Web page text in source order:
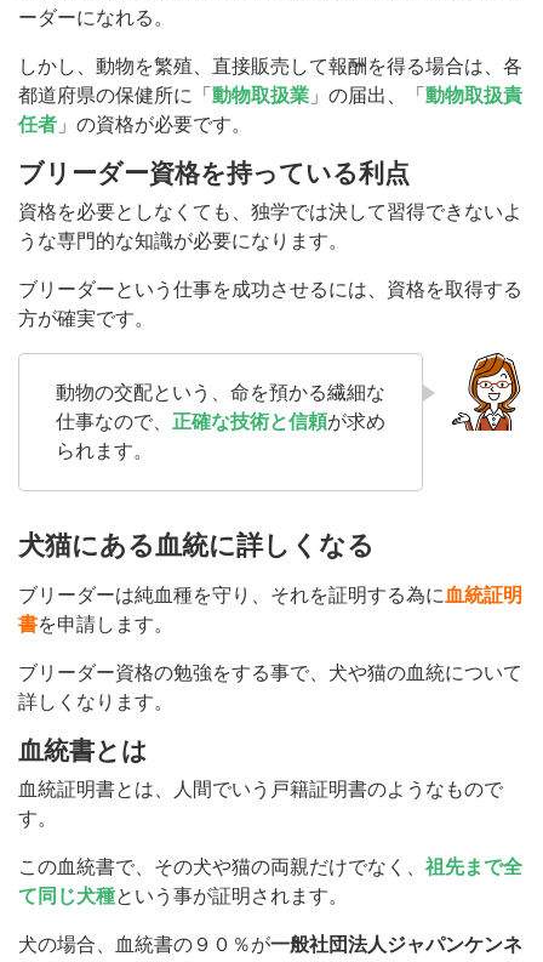
ーダーになれる。
しかし、動物を繁殖、直接販売して報酬を得る場合は、各
都道府県の保健所に「 動物取扱業 」の届出、「 動物取扱責
任者 」の資格が必要です。
ブリーダー資格を持っている利点
資格を必要としなくても、独学では決して習得できないよ
うな専門的な知識が必要になります。
ブリーダーという仕事を成功させるには、資格を取得する
方が確実です。
動物の交配という、命を預かる繊細な
仕事なので、 正確な技術と信頼が求め
られます。
犬猫にある血統に詳しくなる
ブリーダーは純血種を守り、それを証明する為に 血統証明
書を申請します。
ブリーダー資格の勉強をする事で、犬や猫の血統について
詳しくなります。
血統書とは
血統証明書とは、人間でいう戸籍証明書のようなもので
す。
この血統書で、その犬や猫の両親だけでなく、 祖先まで全
て同じ犬種という事が証明されます。
犬の場合、血統書の９０％が一般社団法人ジャパンケンネ